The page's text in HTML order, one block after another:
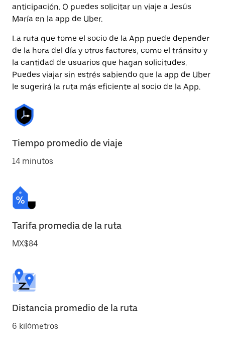
anticipación. O puedes solicitar un viaje a Jesús
María en la app de Uber.
La ruta que tome el socio de la App puede depender
de la hora del día y otros factores, como el tránsito y
la cantidad de usuarios que hagan solicitudes.
Puedes viajar sin estrés sabiendo que la app de Uber
le sugerirá la ruta más eficiente al socio de la App.
Tiempo promedio de viaje
14 minutos
Tarifa promedia de la ruta
MX$84
Distancia promedio de la ruta
6 kilómetros